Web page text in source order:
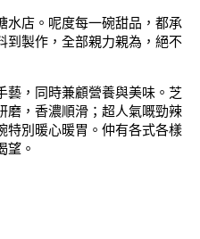
水店。呢度每一碗甜品，都承
製作，全部親力親為，絕不
藝，同時兼顧營養與美味。芝
磨，香濃順滑；超人氣嘅勁辣
特別暖心暖胃。仲有各式各樣
望。